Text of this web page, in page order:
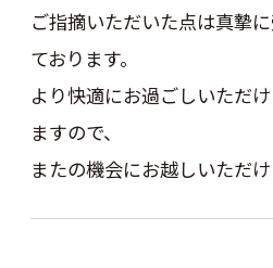
ご指摘いただいた点は真摯
ております。
より快適にお過ごしいただ
ますので、
またの機会にお越しいただけ